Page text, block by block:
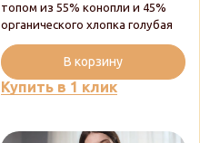
топом из 55% конопли и 45%
органического хлопка голубая
Купить в 1 клик
В корзину